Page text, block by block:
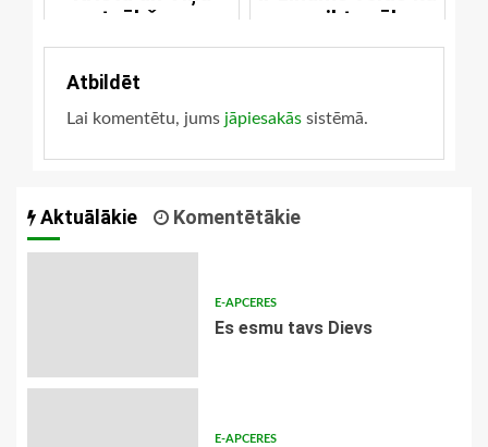
atnākšanu
uzveikt grēku
Atbildēt
Lai komentētu, jums jāpiesakās sistēmā.
Aktuālākie Komentētākie
E-APCERES
Es esmu tavs Dievs
E-APCERES